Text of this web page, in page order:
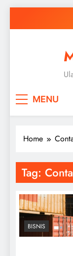
MENU
Home
Tag:
BISNIS